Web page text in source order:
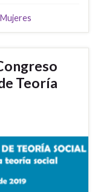
Teoría